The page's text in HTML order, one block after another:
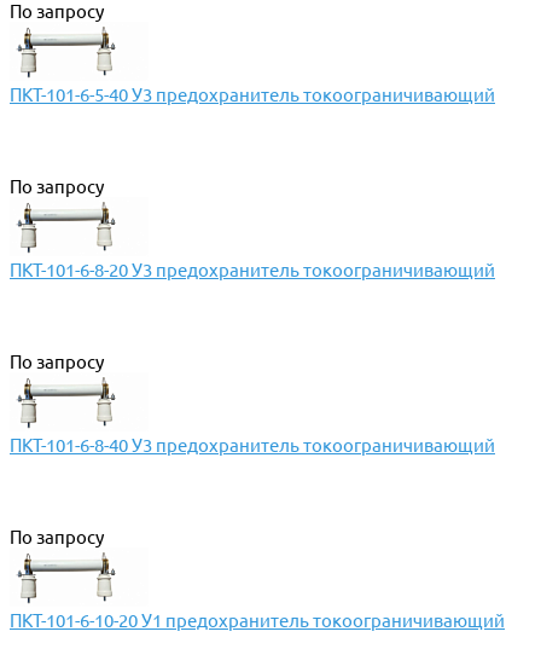
По запросу
ПКТ-101-6-5-40 У3 предохранитель токоограничивающий
По запросу
ПКТ-101-6-8-20 У3 предохранитель токоограничивающий
По запросу
ПКТ-101-6-8-40 У3 предохранитель токоограничивающий
По запросу
ПКТ-101-6-10-20 У1 предохранитель токоограничивающий